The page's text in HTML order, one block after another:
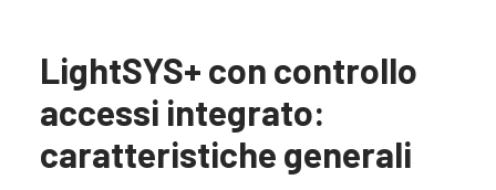
LightSYS+ con controllo
accessi integrato:
caratteristiche generali